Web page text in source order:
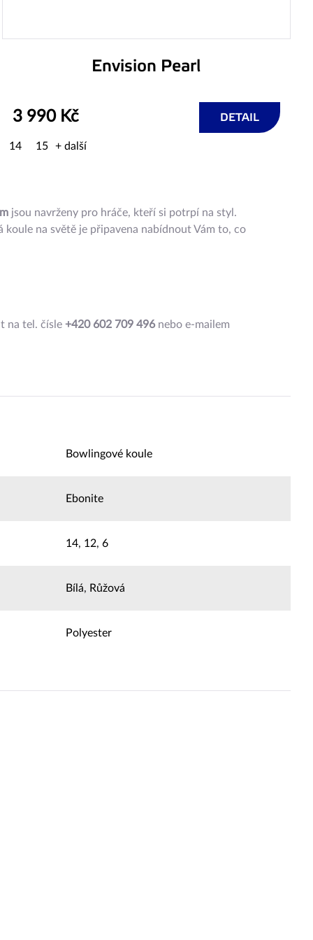
Envision Pearl
3 990 Kč DETAIL
14 15 + další
jsou navrženy pro hráče, kteří si potrpí na styl.
koule na světě je připavena nabídnout Vám to, co
na tel. čísle +420 602 709 496 nebo e-mailem
Bowlingové koule
Ebonite
14, 12, 6
Bílá, Růžová
Polyester